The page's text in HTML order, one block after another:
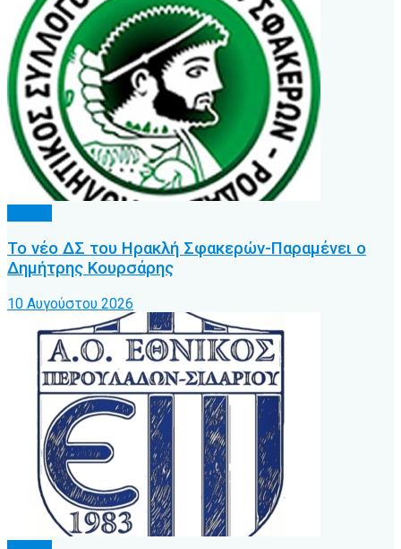
Το νέο ΔΣ του Ηρακλή Σφακερών-Παραμένει ο
Δημήτρης Κουρσάρης
10 Αυγούστου 2026